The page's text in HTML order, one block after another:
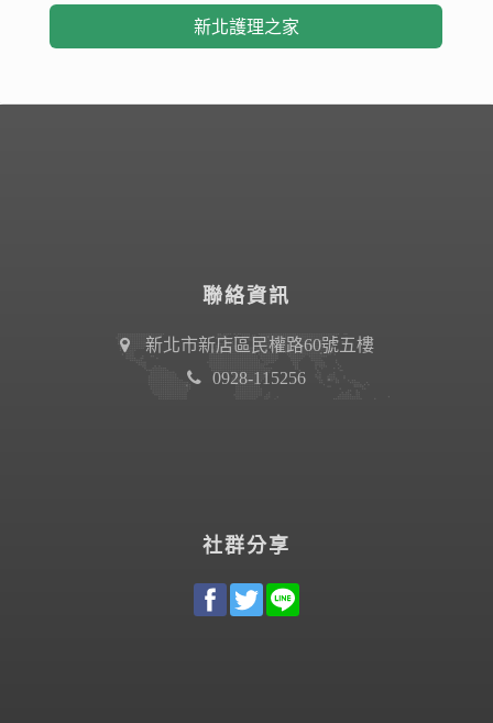
新北護理之家
聯絡資訊
新北市新店區民權路60號五樓
0928-115256
社群分享